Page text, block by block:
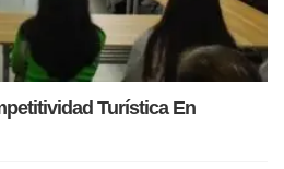
Turística En